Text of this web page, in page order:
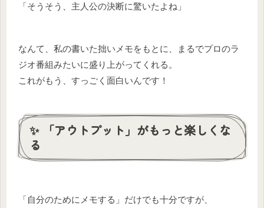
「そうそう、主人公の決断に驚いたよね」
なんて、私の書いた拙いメモをもとに、まるでプロのラ
ジオ番組みたいに盛り上がってくれる。
これがもう、すっごく面白いんです！
✨ 「アウトプット」がもっと楽しくな
る
「自分のためにメモする」だけでも十分ですが、